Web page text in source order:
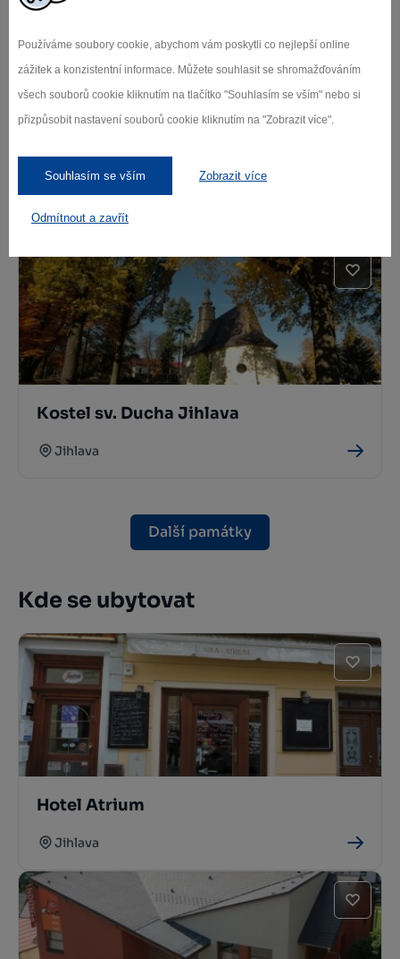
Používáme soubory cookie, abychom vám poskytli co nejlepší online
zážitek a konzistentní informace. Můžete souhlasit se shromažďováním
všech souborů cookie kliknutím na tlačítko "Souhlasím se vším" nebo si
přizpůsobit nastavení souborů cookie kliknutím na "Zobrazit více".
Souhlasím se vším Zobrazit více
Odmítnout a zavřít
Židovská čtvrť Jihlava
Jihlava
Kostel sv. Ducha Jihlava
Jihlava
Další památky
Kde se ubytovat
Hotel Atrium
Jihlava